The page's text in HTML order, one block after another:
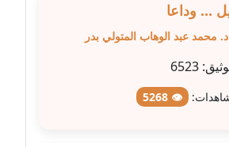
عبد المقصود
عصام
... وداعا
د. محمد عبد الوهاب المتولي بدر
6523
👁 5268